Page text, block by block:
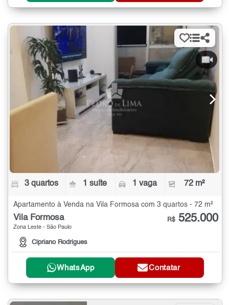
3 quartos 1 suíte 1 vaga 72 m²
Apartamento à Venda na Vila Formosa com 3 quartos - 72 m²
Vila Formosa
Zona Leste - São Paulo
Cipriano Rodrigues
R$ 525.000
WhatsApp Contatar